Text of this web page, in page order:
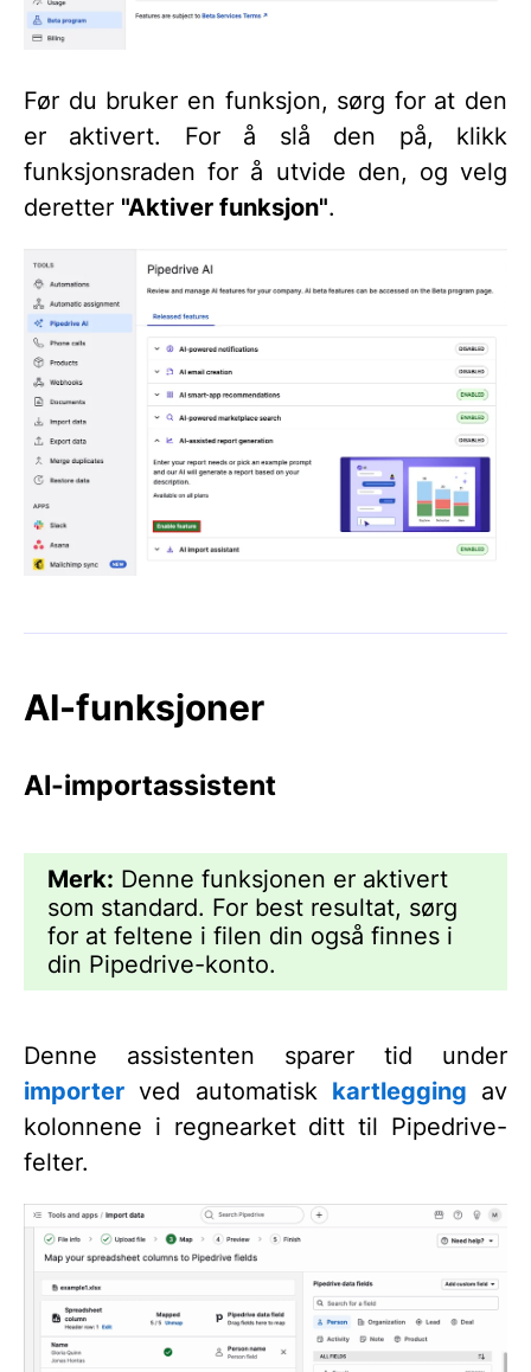
Før du bruker en funksjon, sørg for at den
er aktivert. For å slå den på, klikk
funksjonsraden for å utvide den, og velg
deretter "Aktiver funksjon".
AI-funksjoner
AI-importassistent
Merk: Denne funksjonen er aktivert
som standard. For best resultat, sørg
for at feltene i filen din også finnes i
din Pipedrive-konto.
Denne assistenten sparer tid under
importer ved automatisk kartlegging av
kolonnene i regnearket ditt til Pipedrive-
felter.